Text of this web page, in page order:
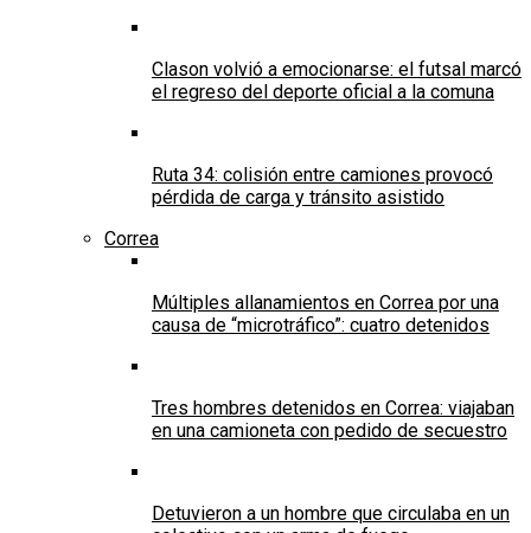
Clason volvió a emocionarse: el futsal marcó
el regreso del deporte oficial a la comuna
Ruta 34: colisión entre camiones provocó
pérdida de carga y tránsito asistido
Correa
Múltiples allanamientos en Correa por una
causa de “microtráfico”: cuatro detenidos
Tres hombres detenidos en Correa: viajaban
en una camioneta con pedido de secuestro
Detuvieron a un hombre que circulaba en un